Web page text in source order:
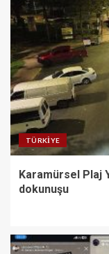
TÜRKIYE
Karamürsel Plaj
dokunuşu